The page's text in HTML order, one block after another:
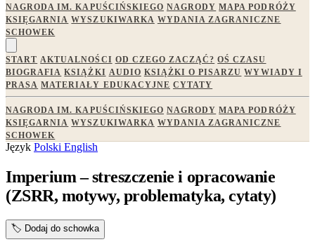
NAGRODA IM. KAPUŚCIŃSKIEGO NAGRODY MAPA PODRÓŻY
KSIĘGARNIA WYSZUKIWARKA WYDANIA ZAGRANICZNE
SCHOWEK
START AKTUALNOŚCI OD CZEGO ZACZĄĆ? OŚ CZASU
BIOGRAFIA KSIĄŻKI AUDIO KSIĄŻKI O PISARZU WYWIADY I
PRASA MATERIAŁY EDUKACYJNE CYTATY
NAGRODA IM. KAPUŚCIŃSKIEGO NAGRODY MAPA PODRÓŻY
KSIĘGARNIA WYSZUKIWARKA WYDANIA ZAGRANICZNE
SCHOWEK
Język Polski English
Imperium – streszczenie i opracowanie
(ZSRR, motywy, problematyka, cytaty)
🏷️ Dodaj do schowka